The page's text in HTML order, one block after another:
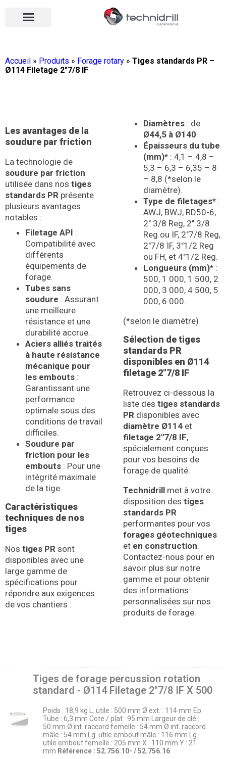
Accueil » Produits » Forage rotary » Tiges standards PR –
Ø114 Filetage 2″7/8 IF
Les avantages de la
soudure par friction
La technologie de
soudure par friction
utilisée dans nos tiges
standards PR présente
plusieurs avantages
notables :
Filetage API :
Compatibilité avec
différents
équipements de
forage.
Tubes sans
soudure : Assurant
une meilleure
résistance et une
durabilité accrue.
Aciers alliés traités
à haute résistance
mécanique pour
les embouts :
Garantissant une
performance
optimale sous des
conditions de travail
difficiles.
Soudure par
friction pour les
embouts : Pour une
intégrité maximale
de la tige.
Caractéristiques
techniques de nos
tiges
Nos tiges PR sont
disponibles avec une
large gamme de
spécifications pour
répondre aux exigences
de vos chantiers :
Diamètres : de
Ø44,5 à Ø140.
Épaisseurs du tube
(mm)* : 4,1 – 4,8 –
5,3 – 6,3 – 6,35 – 8
– 8,8 (*selon le
diamètre).
Type de filetages* :
AWJ, BWJ, RD50-6,
2″ 3/8 Reg, 2″ 3/8
Reg ou IF, 2″7/8 Reg,
2″7/8 IF, 3″1/2 Reg
ou FH, et 4″1/2 Reg.
Longueurs (mm)* :
500, 1 000, 1 500, 2
000, 3 000, 4 500, 5
000, 6 000.
(*selon le diamètre)
Sélection de tiges
standards PR
disponibles en Ø114
filetage 2″7/8 IF
Retrouvez ci-dessous la
liste des tiges standards
PR disponibles avec
diamètre Ø114 et
filetage 2″7/8 IF,
spécialement conçues
pour vos besoins de
forage de qualité.
Technidrill met à votre
disposition des tiges
standards PR
performantes pour vos
forages géotechniques
et en construction.
Contactez-nous pour en
savoir plus sur notre
gamme et pour obtenir
des informations
personnalisées sur nos
produits de forage.
Tiges de forage percussion rotation
standard - Ø114 Filetage 2″7/8 IF X 500
Poids : 18,9 kg L. utile : 500 mm Ø ext. : 114 mm Ep.
Tube : 6,3 mm Cote / plat : 95 mm Largeur de clé :
50 mm Ø int. raccord femelle : 54 mm Ø int. raccord
mâle : 54 mm Lg. utile embout mâle : 116 mm Lg.
utile embout femelle : 205 mm X : 110 mm Y : 21
mm Référence : 52.756.10- / 52.756.16